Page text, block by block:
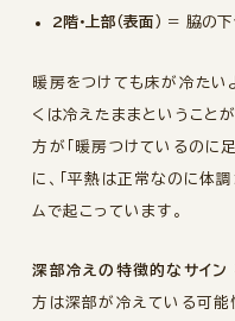
2階・上部（表面） ＝ 脇の下
暖房をつけても床が冷たい
くは冷えたままということ
方が「暖房つけているのに
に、「平熱は正常なのに体
ムで起こっています。
深部冷えの特徴的なサイン
方は深部が冷えている可能